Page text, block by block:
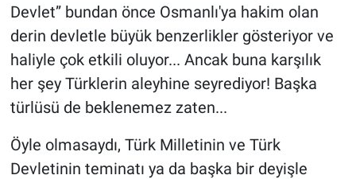
Devlet” bundan önce Osmanlı'ya hakim olan
derin devletle büyük benzerlikler gösteriyor ve
haliyle çok etkili oluyor... Ancak buna karşılık
her şey Türklerin aleyhine seyrediyor! Başka
türlüsü de beklenemez zaten...
Öyle olmasaydı, Türk Milletinin ve Türk
Devletinin teminatı ya da başka bir deyişle